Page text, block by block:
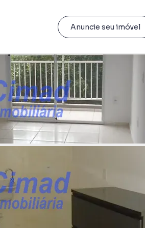
Anuncie seu imóvel